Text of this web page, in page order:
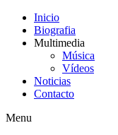
Inicio
Biografia
Multimedia
Música
Vídeos
Noticias
Contacto
Menu